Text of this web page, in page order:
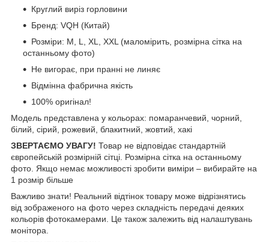
Круглий виріз горловини
Бренд: VQH (Китай)
Розміри: М, L, XL, XXL (маломірить, розмірна сітка на
останньому фото)
Не вигорає, при пранні не линяє
Відмінна фабрична якість
100% оригінал!
Модель представлена у кольорах: помаранчевий, чорний,
білий, сірий, рожевий, блакитний, жовтий, хакі
ЗВЕРТАЄМО УВАГУ! Товар не відповідає стандартній
європейській розмірній сітці. Розмірна сітка на останньому
фото. Якщо немає можливості зробити виміри – вибирайте на
1 розмір більше
Важливо знати! Реальний відтінок товару може відрізнятись
від зображеного на фото через складність передачі деяких
кольорів фотокамерами. Це також залежить від налаштувань
монітора.